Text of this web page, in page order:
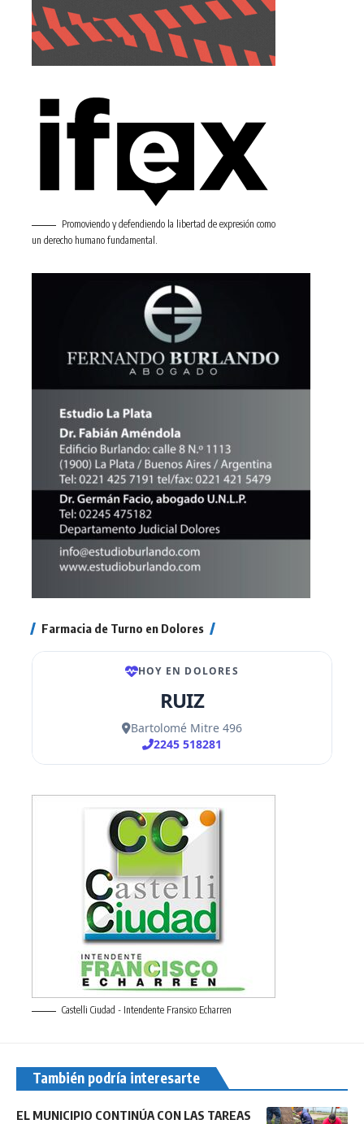
Promoviendo y defendiendo la libertad de expresión como
un derecho humano fundamental.
Farmacia de Turno en Dolores
Castelli Ciudad - Intendente Fransico Echarren
También podría interesarte
EL MUNICIPIO CONTINÚA CON LAS TAREAS